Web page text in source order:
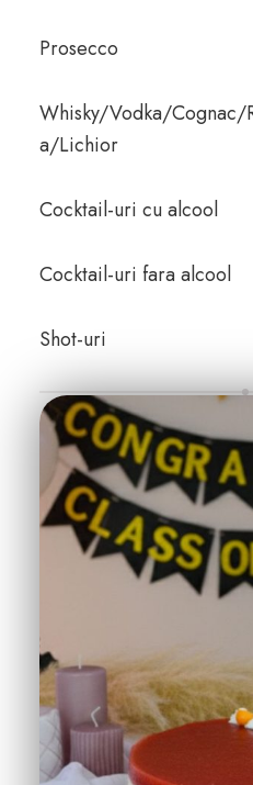
Prosecco
Whisky/Vodka/
a/Lichior
Cocktail-uri cu alcool
Cocktail-uri fara alcool
Shot-uri